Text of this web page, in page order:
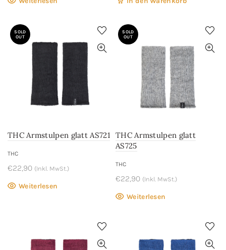
SOLD
OUT
THC Armstulpen glatt AS721
THC
€22,90 (Inkl. MwSt.)
Weiterlesen
SOLD
OUT
THC Armstulpen glatt
AS725
THC
€22,90 (Inkl. MwSt.)
Weiterlesen